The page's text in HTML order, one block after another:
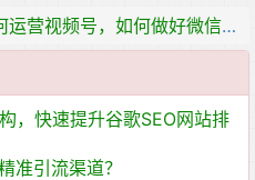
下一篇：企业如何运营视频号，如何做好微信视频号的运营和推广？
，快速提升谷歌SEO网站排
准引流渠道？